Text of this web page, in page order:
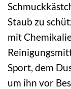
Staub zu
mit
Sport, dem
um ihn vor